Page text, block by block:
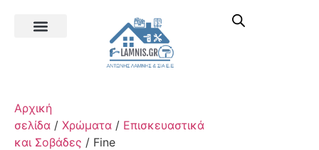
Αρχική
σελίδα / Χρώματα / Επισκευαστικά
και Σοβάδες / Fine